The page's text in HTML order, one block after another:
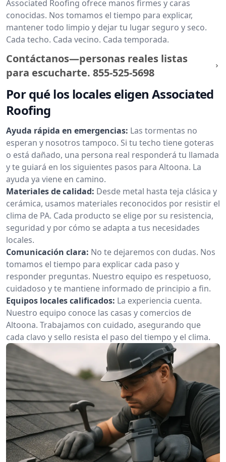
Associated Roofing ofrece manos firmes y caras
conocidas. Nos tomamos el tiempo para explicar,
mantener todo limpio y dejar tu lugar seguro y seco.
Cada techo. Cada vecino. Cada temporada.
Contáctanos—personas reales listas
para escucharte. 855-525-5698
Por qué los locales eligen Associated
Roofing
Ayuda rápida en emergencias: Las tormentas no
esperan y nosotros tampoco. Si tu techo tiene goteras
o está dañado, una persona real responderá tu llamada
y te guiará en los siguientes pasos para Altoona. La
ayuda ya viene en camino.
Materiales de calidad: Desde metal hasta teja clásica y
cerámica, usamos materiales reconocidos por resistir el
clima de PA. Cada producto se elige por su resistencia,
seguridad y por cómo se adapta a tus necesidades
locales.
Comunicación clara: No te dejaremos con dudas. Nos
tomamos el tiempo para explicar cada paso y
responder preguntas. Nuestro equipo es respetuoso,
cuidadoso y te mantiene informado de principio a fin.
Equipos locales calificados: La experiencia cuenta.
Nuestro equipo conoce las casas y comercios de
Altoona. Trabajamos con cuidado, asegurando que
cada clavo y sello resista el paso del tiempo y el clima.